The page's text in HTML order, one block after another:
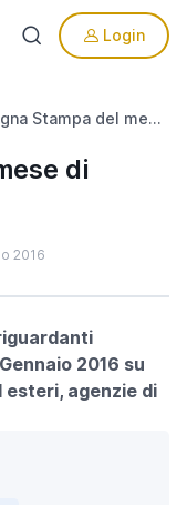
Login
Rassegna Stampa del mese di Gennaio 2016
di
2016
2016 su
esteri, agenzie di